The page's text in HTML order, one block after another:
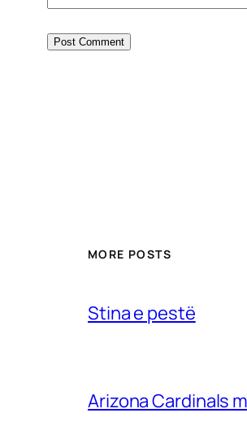
MORE POSTS
Stina e pestë
Arizona Cardinals